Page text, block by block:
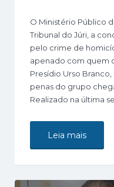
O Ministério Público
Tribunal do Júri, a
pelo crime de
apenado com quem
Presídio Urso
penas do grupo
Realizado na última
Leia mais